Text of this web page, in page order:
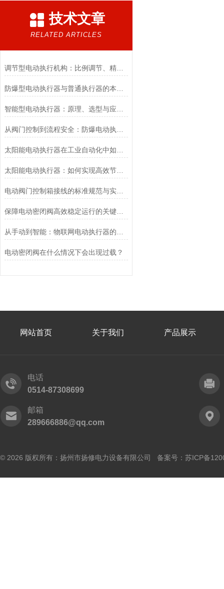
技术文章
RELATED ARTICLES
调节型电动执行机构：比例调节、精度控制要点
太阳能电动执行器：如何实现高效节能的自动化控制？
保障电动密闭阀高效稳定运行的关键举措
电动密闭阀在什么情况下会出现过载？
网站首页 关于我们 产品展示
电话
0514-87308699
邮箱
289666886@qq.com
© 2026 版权所有：扬州市扬修电力设备有限公司 备案号： 苏ICP备